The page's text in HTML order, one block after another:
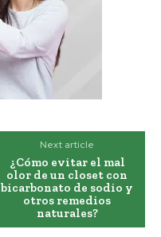
Next article
¿Cómo evitar el mal
olor de un closet con
bicarbonato de sodio y
otros remedios
naturales?